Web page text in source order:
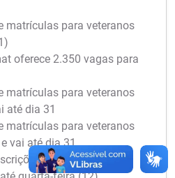
matrículas para veteranos
oferece 2.350 vagas para
matrículas para veteranos
até dia 31
matrículas para veteranos
vai até dia 31
para bolsas de